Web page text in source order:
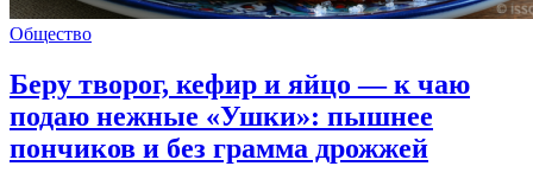
Общество
Беру творог, кефир и яйцо — к чаю
подаю нежные «Ушки»: пышнее
пончиков и без грамма дрожжей